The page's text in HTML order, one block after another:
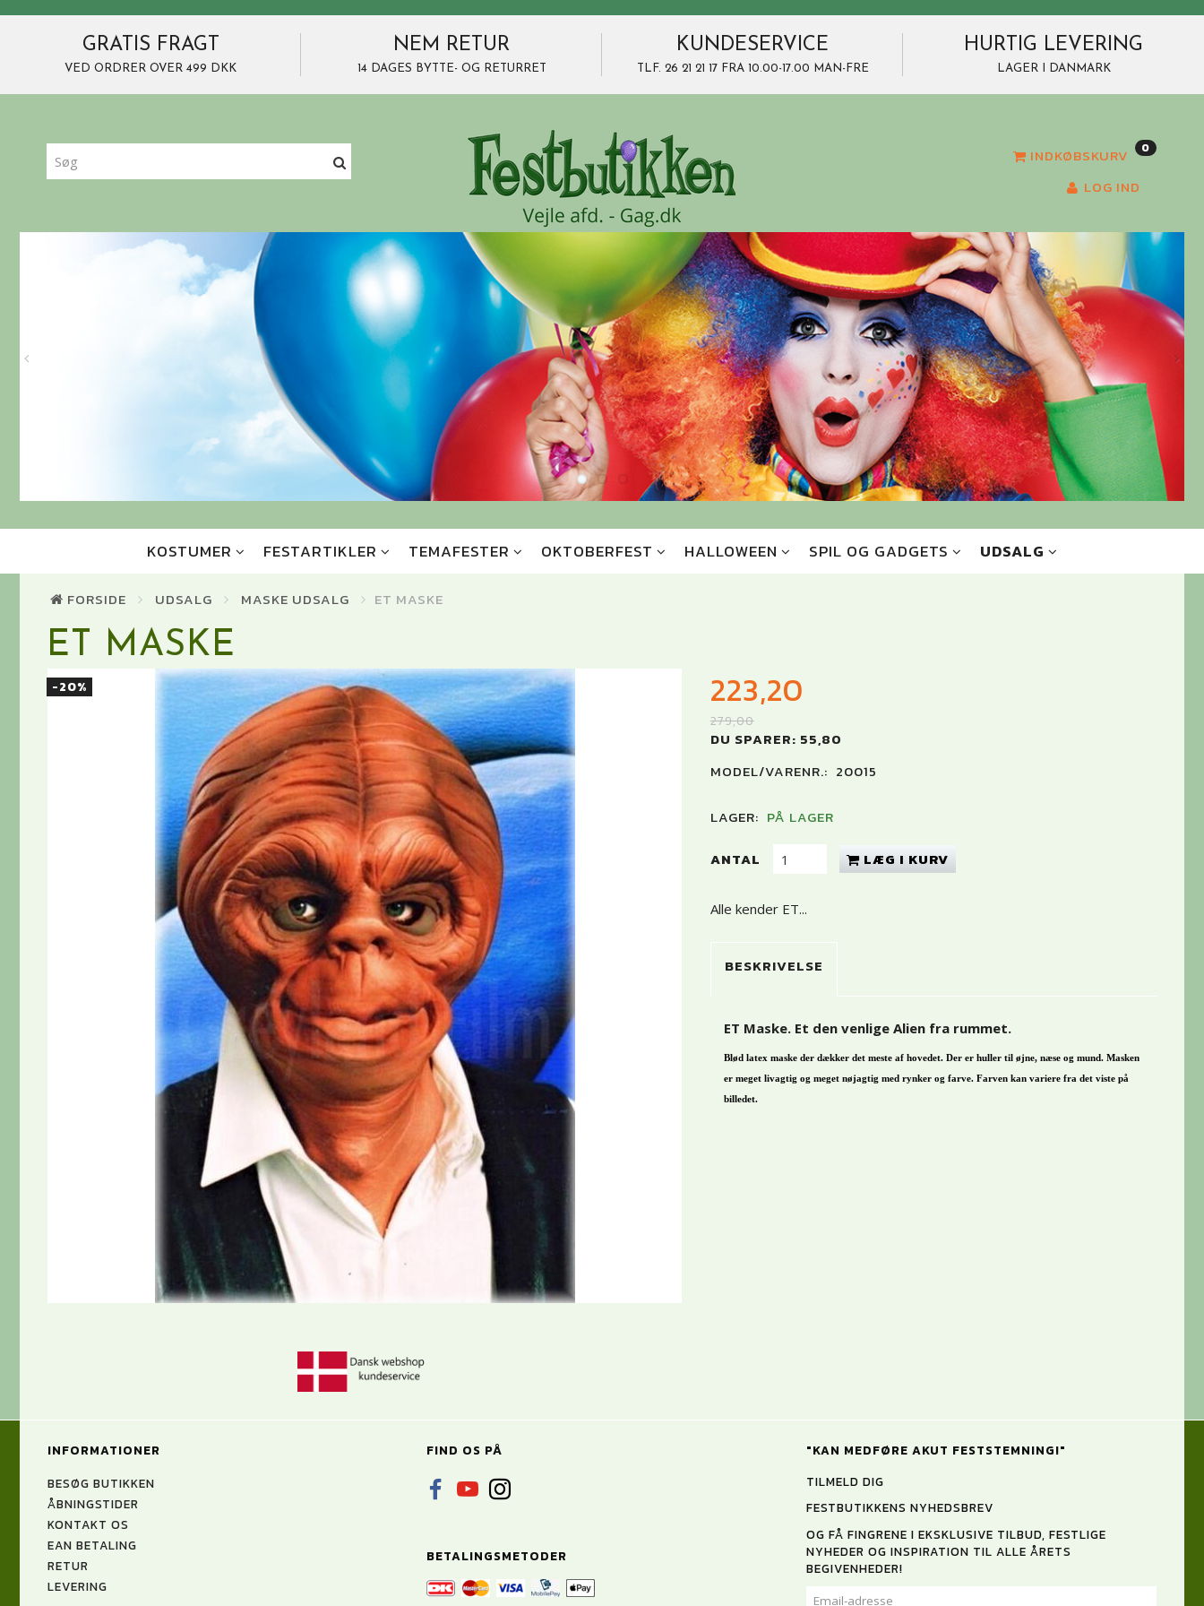
GRATIS FRAGT
VED ORDRER OVER 499 DKK
NEM RETUR
14 DAGES BYTTE- OG RETURRET
KUNDESERVICE
TLF. 26 21 21 17 FRA 10.00-17.00 MAN-FRE
HURTIG LEVERING
LAGER I DANMARK
INDKØBSKURV 0
LOG IND
KOSTUMER FESTARTIKLER TEMAFESTER OKTOBERFEST HALLOWEEN SPIL OG GADGETS UDSALG
FORSIDE UDSALG MASKE UDSALG ET MASKE
ET MASKE
-20% 223,20
279,00
DU SPARER: 55,80
MODEL/VARENR.: 20015
LAGER: PÅ LAGER
ANTAL LÆG I KURV
Alle kender ET...
BESKRIVELSE
ET Maske. Et den venlige Alien fra rummet.
Blød latex maske der dækker det meste af hovedet. Der er huller til øjne, næse og mund. Masken
er meget livagtig og meget nøjagtig med rynker og farve. Farven kan variere fra det viste på
billedet.
INFORMATIONER
BESØG BUTIKKEN
ÅBNINGSTIDER
KONTAKT OS
EAN BETALING
RETUR
LEVERING
FIND OS PÅ
BETALINGSMETODER
"KAN MEDFØRE AKUT FESTSTEMNING!"
TILMELD DIG
FESTBUTIKKENS NYHEDSBREV
OG FÅ FINGRENE I EKSKLUSIVE TILBUD, FESTLIGE
NYHEDER OG INSPIRATION TIL ALLE ÅRETS
BEGIVENHEDER!
EMAIL-